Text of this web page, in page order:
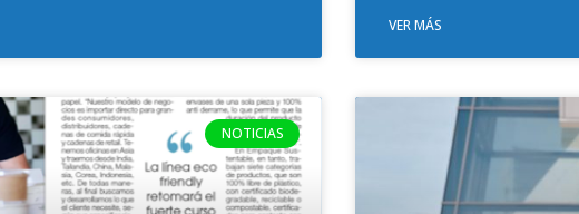
VER MÁS
NOTICIAS